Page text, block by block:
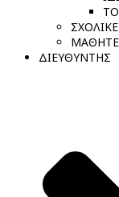
ΔΙΕΥΘΥΝΤΗΣ